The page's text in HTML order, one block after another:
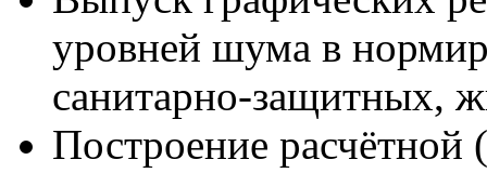
уровней шума в
санитарно-защитных,
Построение расчётной